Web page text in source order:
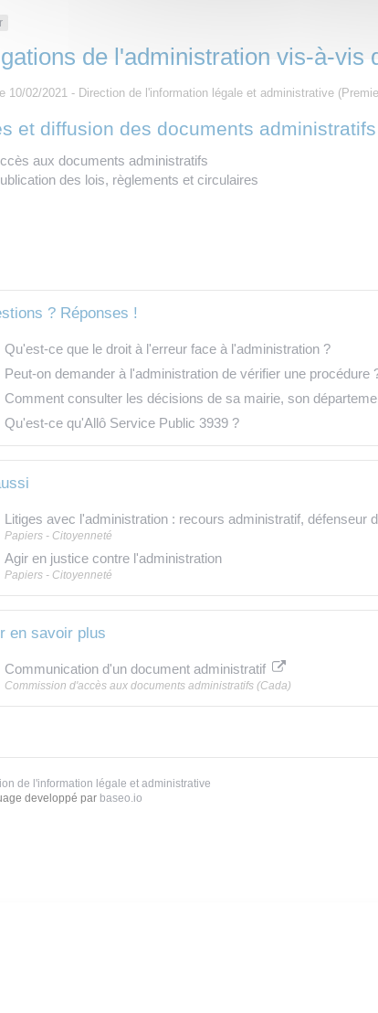
de l'administration vis-à-vis
10/02/2021 - Direction de l'information légale et administrative
et diffusion des documents administratifs
aux documents administratifs
des lois, règlements et circulaires
? Réponses !
Qu'est-ce que le droit à l'erreur face à l'administration ?
Peut-on demander à l'administration de vérifier une procédure
Comment consulter les décisions de sa mairie, son
Qu'est-ce qu'Allô Service Public 3939 ?
Litiges avec l'administration : recours administratif, défenseur
Papiers - Citoyenneté
Agir en justice contre l'administration
Papiers - Citoyenneté
en savoir plus
Communication d'un document administratif
Commission d'accès aux documents administratifs (Cada)
de l'information légale et administrative
developpé par baseo.io